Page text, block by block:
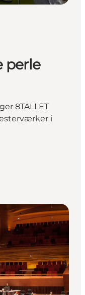
perle
8TALLET
i
8TALLET"
perle 8TALLET on_map